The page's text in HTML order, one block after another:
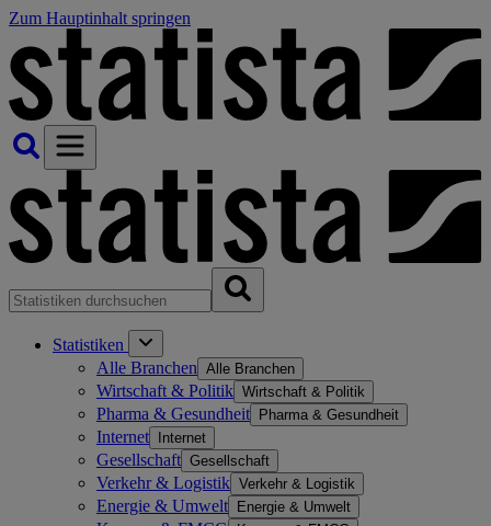
Zum Hauptinhalt springen
Statistiken
Alle Branchen Alle Branchen
Wirtschaft & Politik Wirtschaft & Politik
Pharma & Gesundheit Pharma & Gesundheit
Internet Internet
Gesellschaft Gesellschaft
Verkehr & Logistik Verkehr & Logistik
Energie & Umwelt Energie & Umwelt